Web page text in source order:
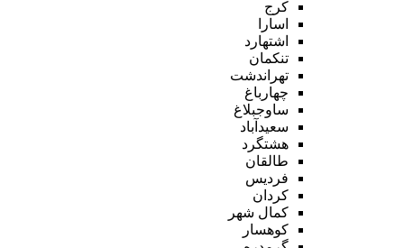
کرج
اسارا
اشتهارد
تنکمان
تهراندشت
چهارباغ
ساوجبلاغ
سعیدآباد
هشتگرد
طالقان
فردیس
کردان
کمال شهر
کوهسار